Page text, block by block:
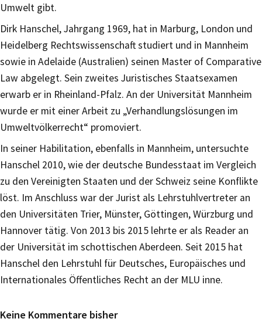
Umwelt gibt.
Dirk Hanschel, Jahrgang 1969, hat in Marburg, London und
Heidelberg Rechtswissenschaft studiert und in Mannheim
sowie in Adelaide (Australien) seinen Master of Comparative
Law abgelegt. Sein zweites Juristisches Staatsexamen
erwarb er in Rheinland-Pfalz. An der Universität Mannheim
wurde er mit einer Arbeit zu „Verhandlungslösungen im
Umweltvölkerrecht“ promoviert.
In seiner Habilitation, ebenfalls in Mannheim, untersuchte
Hanschel 2010, wie der deutsche Bundesstaat im Vergleich
zu den Vereinigten Staaten und der Schweiz seine Konflikte
löst. Im Anschluss war der Jurist als Lehrstuhlvertreter an
den Universitäten Trier, Münster, Göttingen, Würzburg und
Hannover tätig. Von 2013 bis 2015 lehrte er als Reader an
der Universität im schottischen Aberdeen. Seit 2015 hat
Hanschel den Lehrstuhl für Deutsches, Europäisches und
Internationales Öffentliches Recht an der MLU inne.
Keine Kommentare bisher